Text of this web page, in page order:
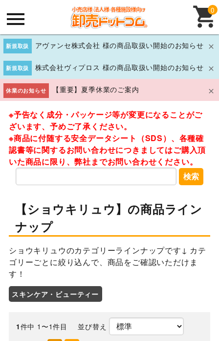
新規取扱 アヴァンセ株式会社 様の商品取扱い開始のお知らせ
新規取扱 株式会社ヴィプロス 様の商品取扱い開始のお知らせ
休業のお知らせ 【重要】夏季休業のご案内
0
※予告なく成分・パッケージ等が変更になることがご
ざいます、予めご了承ください。
※商品に付随する安全データシート（SDS）、各種確
認書等に関するお問い合わせにつきましてはご購入頂
いた商品に限り、弊社までお問い合わせください。
検索
【ショウキリュウ】の商品ライン
ナップ
ショウキリュウのカテゴリーラインナップです↓ カテ
ゴリーごとに絞り込んで、商品をご確認いただけま
す！
スキンケア・ビューティー
1件中 1〜1件目 並び替え